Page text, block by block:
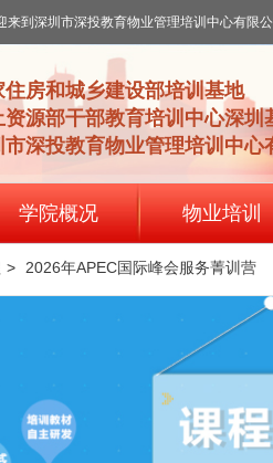
来到深圳市深投教育物业管理培训中心有限公
住房和城乡建设部培训基地
资源部干部教育培训中心深圳
市深投教育物业管理培训中心
学院概况 物业培训
> 2026年APEC国际峰会服务菁训营